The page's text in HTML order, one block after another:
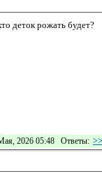
деток рожать будет?
2026 05:48 Ответы: